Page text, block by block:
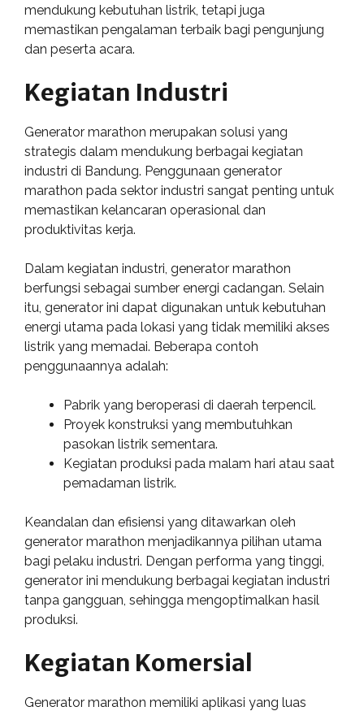
mendukung kebutuhan listrik, tetapi juga
memastikan pengalaman terbaik bagi pengunjung
dan peserta acara.
Kegiatan Industri
Generator marathon merupakan solusi yang
strategis dalam mendukung berbagai kegiatan
industri di Bandung. Penggunaan generator
marathon pada sektor industri sangat penting untuk
memastikan kelancaran operasional dan
produktivitas kerja.
Dalam kegiatan industri, generator marathon
berfungsi sebagai sumber energi cadangan. Selain
itu, generator ini dapat digunakan untuk kebutuhan
energi utama pada lokasi yang tidak memiliki akses
listrik yang memadai. Beberapa contoh
penggunaannya adalah:
Pabrik yang beroperasi di daerah terpencil.
Proyek konstruksi yang membutuhkan
pasokan listrik sementara.
Kegiatan produksi pada malam hari atau saat
pemadaman listrik.
Keandalan dan efisiensi yang ditawarkan oleh
generator marathon menjadikannya pilihan utama
bagi pelaku industri. Dengan performa yang tinggi,
generator ini mendukung berbagai kegiatan industri
tanpa gangguan, sehingga mengoptimalkan hasil
produksi.
Kegiatan Komersial
Generator marathon memiliki aplikasi yang luas